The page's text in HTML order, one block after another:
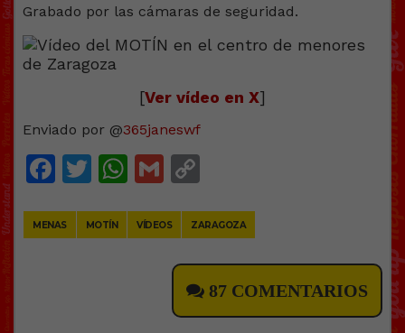
Grabado por las cámaras de seguridad.
[Ver vídeo en X]
Enviado por @365janeswf
Facebook
Twitter
WhatsApp
Gmail
MENAS MOTÍN VÍDEOS ZARAGOZA
87 COMENTARIOS